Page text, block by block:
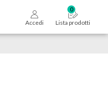
Accedi Lista prodotti